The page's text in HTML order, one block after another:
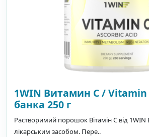
1WIN Витамин С /
банка 250 г
Растворимий порошок Вітамін C від
лікарським засобом. Пере..